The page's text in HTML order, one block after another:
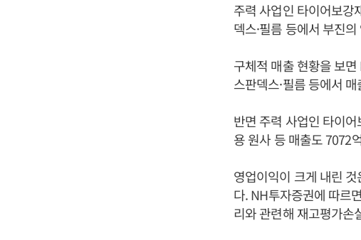
주력 사업인 타이어보강
덱스·필름 등에서 부진
구체적 매출 현황을 보
스판덱스·필름 등에서
반면 주력 사업인 타이
용 원사 등 매출도 7072
영업이익이 크게 내린
다. NH투자증권에 따르
리와 관련해 재고평가손